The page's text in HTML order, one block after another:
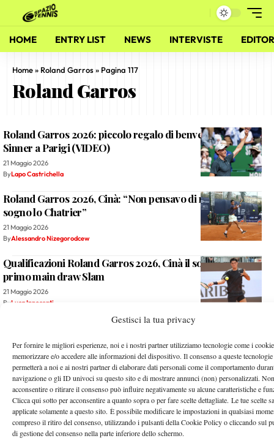
Gestisci la tua privacy
Per fornire le migliori esperienze, noi e i nostri partner utilizziamo tecnologie come i
memorizzare e/o accedere alle informazioni del dispositivo. Il consenso a queste tecnologie
permetterà a noi e ai nostri partner di elaborare dati personali come il comportamento
navigazione o gli ID univoci su questo sito e di mostrare annunci (non) personalizzati. Non
acconsentire o ritirare il consenso può influire negativamente su alcune caratteristiche e
Clicca qui sotto per acconsentire a quanto sopra o per fare scelte dettagliate. Le tue scelte
applicate solamente a questo sito. È possibile modificare le impostazioni in qualsiasi
compreso il ritiro del consenso, utilizzando i pulsanti della Cookie Policy o cliccando sul
di gestione del consenso nella parte inferiore dello schermo.
HOME ENTRY LIST NEWS INTERVISTE
Home» Roland Garros» Pagina 117
Roland Garros
Roland Garros 2026: piccolo regalo di benvenuto per
Sinner a Parigi (VIDEO)
21 Maggio 2026
ByLapo Castrichella
Roland Garros 2026, Cinà: “Non pensavo di riuscirci, ora
sogno lo Chatrier”
21 Maggio 2026
ByAlessandro Nizegorodcew
Qualificazioni Roland Garros 2026, Cinà il sogno è reale:
primo main draw Slam
21 Maggio 2026
ByLuca Innocenti
Qualificazioni Roland Garros 2026: medical time out per
Galarneau contro Cinà
21 Maggio 2026
Redazione
2 117 118 119 …